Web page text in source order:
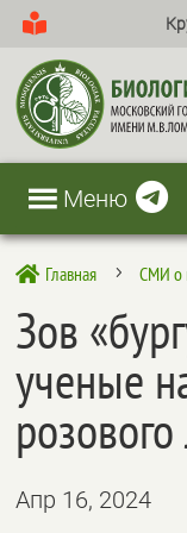
Меню
 Главная 5 СМИ о
Зов
ученые
Апр 16, 2024